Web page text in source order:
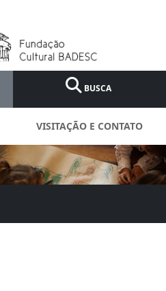
BUSCA
VISITAÇÃO E CONTATO